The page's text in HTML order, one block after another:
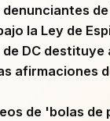
Every page is
directly from our
no server-side
query fires.
is created.
de
la Ley de
DC destituye
afirmaciones
de 'bolas de